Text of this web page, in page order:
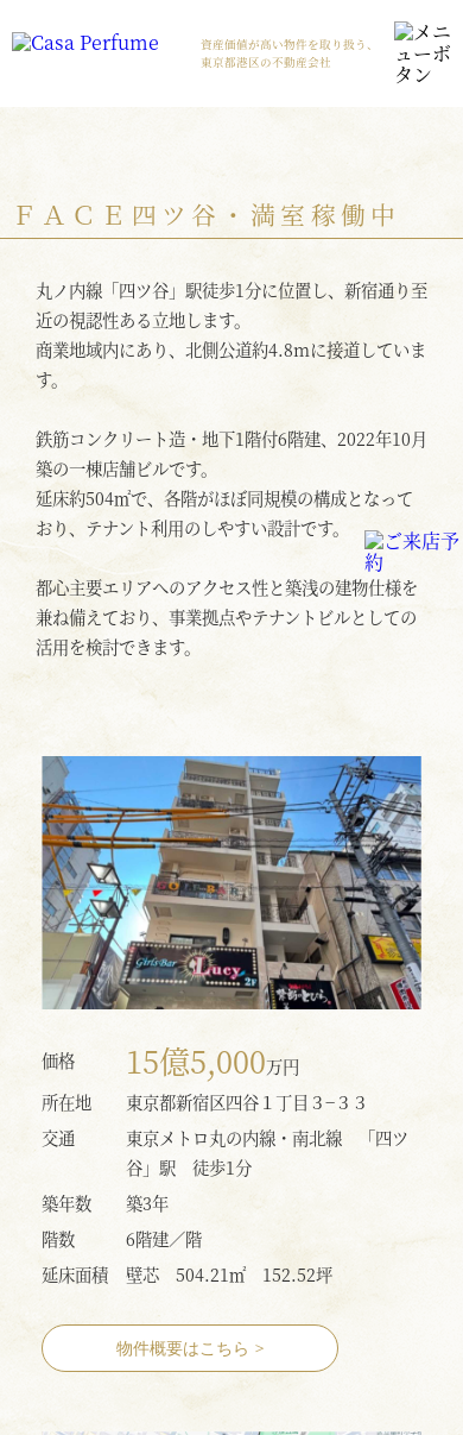
資産価値が高い物件を取り扱う、
東京都港区の不動産会社
ＦＡＣＥ四ツ谷・満室稼働中
丸ノ内線「四ツ谷」駅徒歩1分に位置し、新宿通り至
近の視認性ある立地します。
商業地域内にあり、北側公道約4.8mに接道していま
す。
鉄筋コンクリート造・地下1階付6階建、2022年10月
築の一棟店舗ビルです。
延床約504㎡で、各階がほぼ同規模の構成となって
おり、テナント利用のしやすい設計です。
都心主要エリアへのアクセス性と築浅の建物仕様を
兼ね備えており、事業拠点やテナントビルとしての
活用を検討できます。
価格 15億5,000万円
所在地
東京都新宿区四谷１丁目３−３３
交通
東京メトロ丸の内線・南北線 「四ツ
谷」駅 徒歩1分
築年数
築3年
階数
6階建／階
延床面積
壁芯 504.21㎡ 152.52坪
物件概要はこちら >